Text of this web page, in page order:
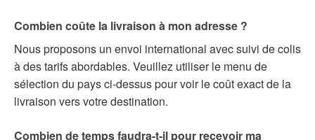
Combien coûte la livraison à mon adresse ?
Nous proposons un envoi international avec suivi de colis
à des tarifs abordables. Veuillez utiliser le menu de
sélection du pays ci-dessus pour voir le coût exact de la
livraison vers votre destination.
Combien de temps faudra-t-il pour recevoir ma